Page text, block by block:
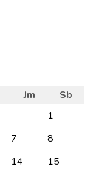
Jm
Sb
1
7
8
14
15